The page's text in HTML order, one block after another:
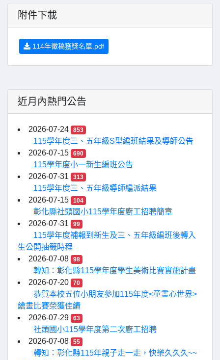
附件下載
114年徵稿獲獎名單.pdf
近月內熱門公告
2026-07-24 853
115學年度三、五年級S型編班結果及導師公告
2026-07-15
690
115學年度小一新生編班公告
2026-07-31
313
115學年度三、五年級導師編派結果
2026-07-15
104
彰化縣社頭國小115學年度廚工招聘簡章
2026-07-31
99
115學年度補報到新生及三、五年級編班後轉入
生公開抽籤時程
2026-07-08
98
轉知：彰化縣115學年度學生美術比賽實施計畫
2026-07-20
70
恭賀本校五位小朋友參加115年度<童畫心世界>
繪畫比賽榮獲佳績
2026-07-29
63
社頭國小115學年度第二次廚工招聘
2026-07-08
55
轉知：彰化縣115年親子走一走，快樂久久久~~